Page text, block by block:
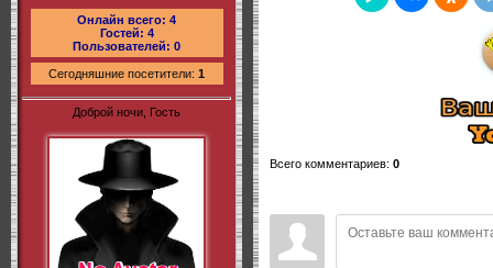
Онлайн всего: 4
Гостей: 4
Пользователей: 0
Сегодняшние посетители: 1
Доброй ночи, Гость
Всего комментариев: 0